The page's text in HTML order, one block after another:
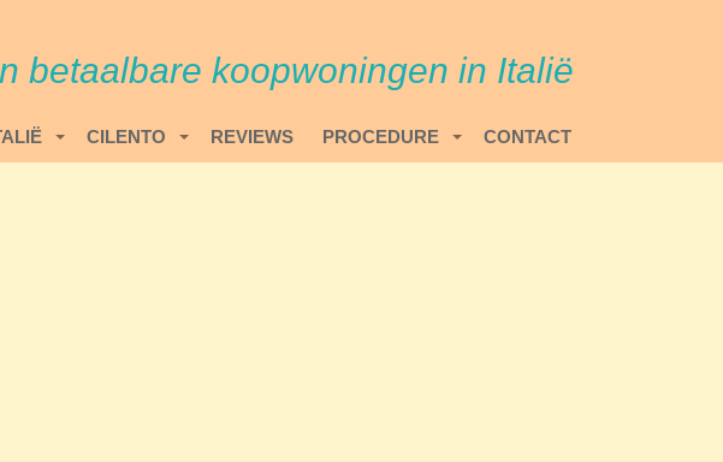
betaalbare koopwoningen in Italië
CILENTO REVIEWS PROCEDURE CONTACT